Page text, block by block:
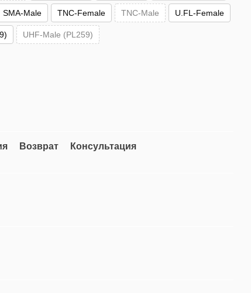
SMA-Male TNC-Female TNC-Male U.FL-Female
UHF-Male (PL259)
Возврат Консультация